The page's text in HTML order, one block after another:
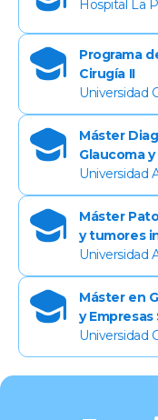
Hospital La
Programa
Cirugía II
Universidad
Máster
Glaucoma
Universidad
Máster
y tumores
Universidad
Máster en
y
Universidad